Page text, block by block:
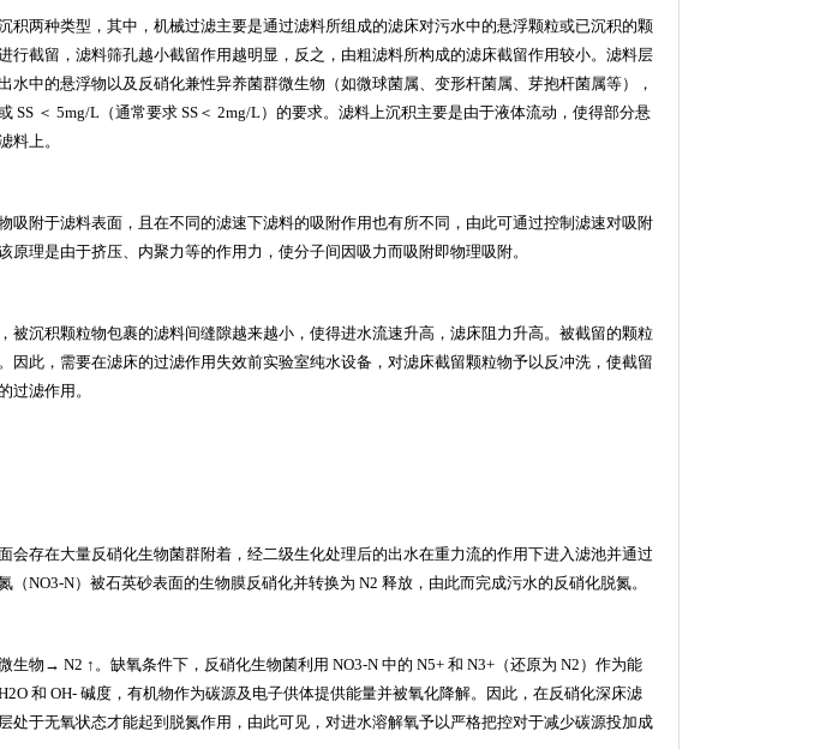
积两种类型，其中，机械过滤主要是通过滤料所组成的滤床对污水中的悬浮颗粒或已沉积的颗
行截留，滤料筛孔越小截留作用越明显，反之，由粗滤料所构成的滤床截留作用较小。滤料层
水中的悬浮物以及反硝化兼性异养菌群微生物（如微球菌属、变形杆菌属、芽抱杆菌属等），
SS ＜ 5mg/L （通常要求 SS ＜ 2mg/L）的要求。滤料上沉积主要是由于液体流动，使得部分悬
料上。
吸附于滤料表面，且在不同的滤速下滤料的吸附作用也有所不同，由此可通过控制滤速对吸附
理是由于挤压、内聚力等的作用力，使分子间因吸力而吸附即物理吸附。
被沉积颗粒物包裹的滤料间缝隙越来越小，使得进水流速升高，滤床阻力升高。被截留的颗粒
因此，需要在滤床的过滤作用失效前实验室纯水设备 ，对滤床截留颗粒物予以反冲洗，使截留
过滤作用。
会存在大量反硝化生物菌群附着，经二级生化处理后的出水在重力流的作用下进入滤池并通过
（NO3-N）被石英砂表面的生物膜反硝化并转换为 N2 释放，由此而完成污水的反硝化脱氮。
生物→ N2 ↑。缺氧条件下，反硝化生物菌利用 NO3-N 中的 N5+ 和 N3+ （还原为 N2 ）作为能
和 OH- 碱度，有机物作为碳源及电子供体提供能量并被氧化降解。因此，在反硝化深床滤
处于无氧状态才能起到脱氮作用，由此可见，对进水溶解氧予以严格把控对于减少碳源投加成